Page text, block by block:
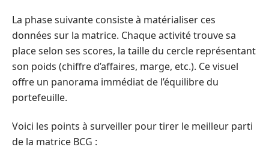
La phase suivante consiste à matérialiser ces
données sur la matrice. Chaque activité trouve sa
place selon ses scores, la taille du cercle représentant
son poids (chiffre d’affaires, marge, etc.). Ce visuel
offre un panorama immédiat de l’équilibre du
portefeuille.
Voici les points à surveiller pour tirer le meilleur parti
de la matrice BCG :